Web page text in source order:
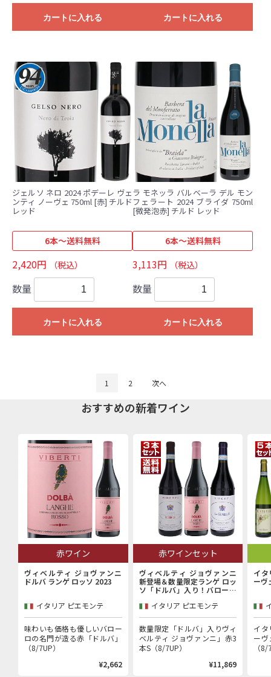
カートに入れる カートに入れる
ジェルソ ネロ 2024 ポデーレ ヴェ
ンティ ノーヴェ 750ml [赤] チルド
レッド
6本～送料無料
2,420円 （税込）
数量
カートに入れる
ラ モネッラ バルベーラ デル モン
フェラート 2024 ブライダ 750ml
[微発泡赤] チルド レッド
6本～送料無料
3,113円 （税込）
数量
カートに入れる
1 2 次へ
おすすめの新着ワイン
赤ワイン
ヴィベルティ ジョヴァンニ
ドルバ ランゲ ロッソ 2023
イタリア ピエモンテ
味わいも価格も優しいバロー
ロの名門が造る赤「ドルバ」
（8/7UP）
¥2,662
赤ワインセット
ヴィベルティ ジョヴァンニ
新登場＆数量限定ランゲ ロッ
ソ「ドルバ」入り！バローロ
産者「ヴィベルティ ジョヴァ
ンニ」赤3本セット
イタリア ピエモンテ
数量限定「ドルバ」入りヴィ
ベルティ ジョヴァンニ」赤3
本S（8/7UP）
¥11,869
イタ
ーヴ
イタ
ー
（